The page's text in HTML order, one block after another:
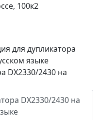
100к2
для дупликатора
языке